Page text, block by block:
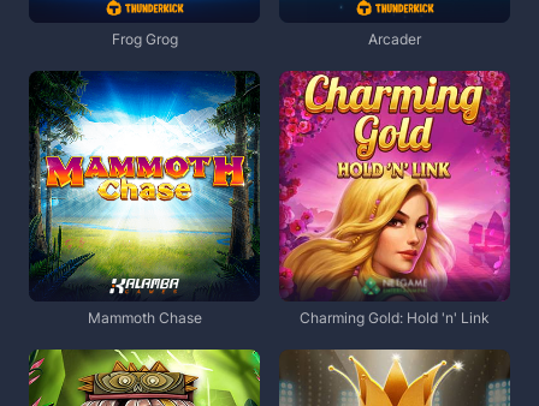
Frog Grog Arcader
Mammoth Chase Charming Gold: Hold 'n' Link